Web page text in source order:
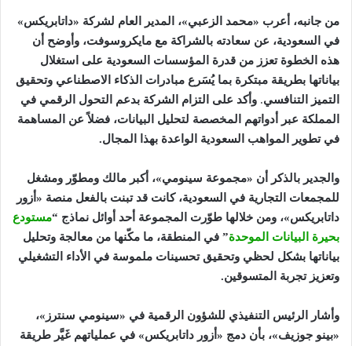
من جانبه، أعرب «محمد الزعبي»، المدير العام لشركة «داتابريكس»
في السعودية، عن سعادته بالشراكة مع مايكروسوفت، وأوضح أن
هذه الخطوة تعزز من قدرة المؤسسات السعودية على استغلال
بياناتها بطريقة مبتكرة بما يُسَرع مبادرات الذكاء الاصطناعي وتحقيق
التميز التنافسي. وأكد على التزام الشركة بدعم التحول الرقمي في
المملكة عبر أدواتهم المخصصة لتحليل البيانات، فضلاً عن المساهمة
في تطوير المواهب السعودية الواعدة بهذا المجال.
والجدير بالذكر أن «مجموعة سينومي»، أكبر مالك ومطوّر ومشغل
للمجمعات التجارية في السعودية، كانت قد تبنت بالفعل منصة «أزور
داتابريكس»، ومن خلالها طوّرت المجموعة أحد أوائل نماذج “مستودع
بحيرة البيانات الموحدة” في المنطقة، ما مكّنها من معالجة وتحليل
بياناتها بشكل لحظي وتحقيق تحسينات ملموسة في الأداء التشغيلي
وتعزيز تجربة المتسوقين.
وأشار الرئيس التنفيذي للشؤون الرقمية في «سينومي سنترز»،
«بينو جوزيف»، بأن دمج «أزور داتابريكس» في عملياتهم غَيَّر طريقة